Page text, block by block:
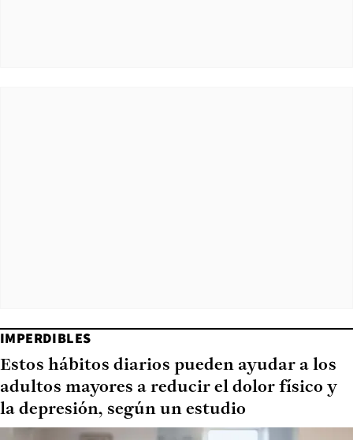
IMPERDIBLES
Estos hábitos diarios pueden ayudar a los
adultos mayores a reducir el dolor físico y
la depresión, según un estudio